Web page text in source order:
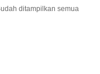
ditampilkan semua